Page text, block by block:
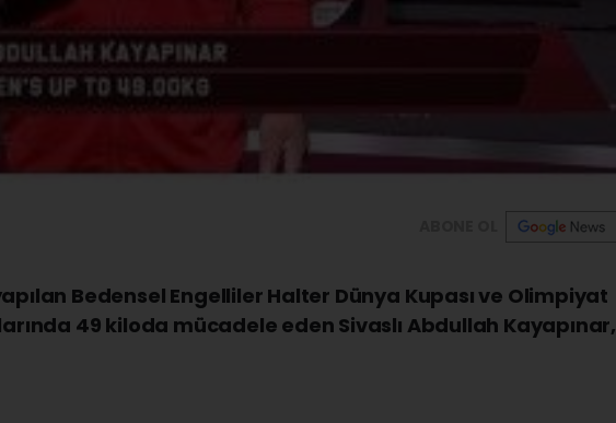
Bedensel Engelliler Halter Dünya Kupası ve Olimpiyat
49 kiloda mücadele eden Sivaslı Abdullah Kayapınar,